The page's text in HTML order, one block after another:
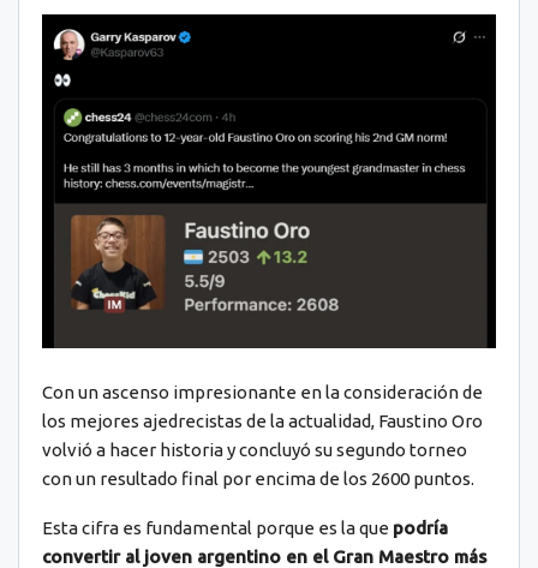
Con un ascenso impresionante en la consideración de
los mejores ajedrecistas de la actualidad, Faustino Oro
volvió a hacer historia y concluyó su segundo torneo
con un resultado final por encima de los 2600 puntos.
Esta cifra es fundamental porque es la que podría
convertir al joven argentino en el Gran Maestro más